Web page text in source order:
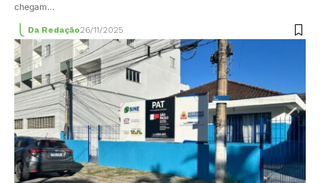
chegam…
Da Redação26/11/2025